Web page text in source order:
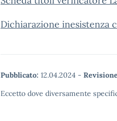
Dichiarazione inesistenza
Pubblicato: 12.04.2024 -
Eccetto dove diversamente